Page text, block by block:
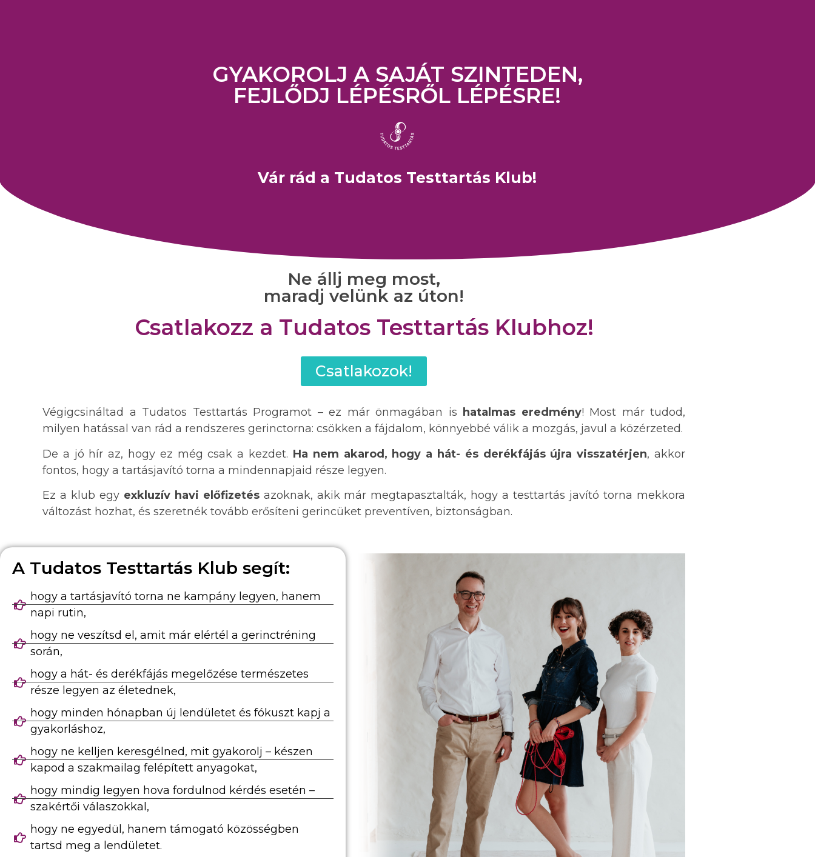
GYAKOROLJ A SAJÁT SZINTEDEN,
FEJLŐDJ LÉPÉSRŐL LÉPÉSRE!
Vár rád a Tudatos Testtartás Klub!
Ne állj meg most,
maradj velünk az úton!
Csatlakozz a Tudatos Testtartás Klubhoz!
Csatlakozok!
Végigcsináltad a Tudatos Testtartás Programot – ez már önmagában is hatalmas eredmény! Most már tudod,
milyen hatással van rád a rendszeres gerinctorna: csökken a fájdalom, könnyebbé válik a mozgás, javul a közérzeted.
De a jó hír az, hogy ez még csak a kezdet. Ha nem akarod, hogy a hát- és derékfájás újra visszatérjen, akkor
fontos, hogy a tartásjavító torna a mindennapjaid része legyen.
Ez a klub egy exkluzív havi előfizetésazoknak, akik már megtapasztalták, hogy a testtartás javító torna mekkora
változást hozhat, és szeretnék tovább erősíteni gerincüket preventíven, biztonságban.
A Tudatos Testtartás Klub segít:
hogy a tartásjavító torna ne kampány legyen, hanem
napi rutin,
hogy ne veszítsd el, amit már elértél a gerinctréning
során,
hogy a hát- és derékfájás megelőzése természetes
része legyen az életednek,
hogy minden hónapban új lendületet és fókuszt kapj a
gyakorláshoz,
hogy ne kelljen keresgélned, mit gyakorolj – készen
kapod a szakmailag felépített anyagokat,
hogy mindig legyen hova fordulnod kérdés esetén –
szakértői válaszokkal,
hogy ne egyedül, hanem támogató közösségben
tartsd meg a lendületet.